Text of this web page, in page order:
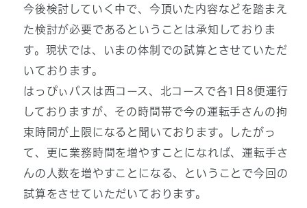
今後検討していく中で、今頂いた内容などを踏まえ
た検討が必要であるということは承知しておりま
す。現状では、いまの体制での試算とさせていただ
いております。
はっぴぃバスは西コース、北コースで各1日8便運行
しておりますが、その時間帯で今の運転手さんの拘
束時間が上限になると聞いております。したがっ
て、更に業務時間を増やすことになれば、運転手さ
んの人数を増やすことになる、ということで今回の
試算をさせていただいております。